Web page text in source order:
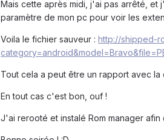
Mais cette après midi, j'ai pas arrêté, et
paramètre de mon pc pour voir les
Voila le fichier sauveur : http://shipped-
Tout cela a peut être un rapport avec la
En tout cas c'est bon, ouf !
J'ai rerooté et instalé Rom manager